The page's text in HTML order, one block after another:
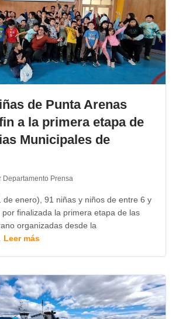
de Punta Arenas
a la primera etapa de
Municipales de
Departamento Prensa
de enero), 91 niñas y niños de entre 6 y
finalizada la primera etapa de las
organizadas desde la
Leer más